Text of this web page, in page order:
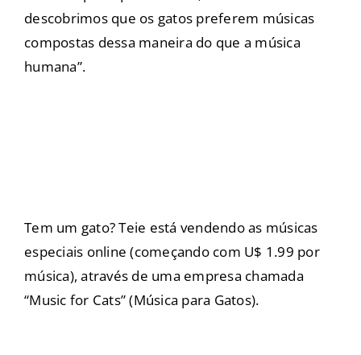
descobrimos que os gatos preferem músicas
compostas dessa maneira do que a música
humana”.
Tem um gato? Teie está vendendo as músicas
especiais online (começando com U$ 1.99 por
música), através de uma empresa chamada
“Music for Cats” (Música para Gatos).